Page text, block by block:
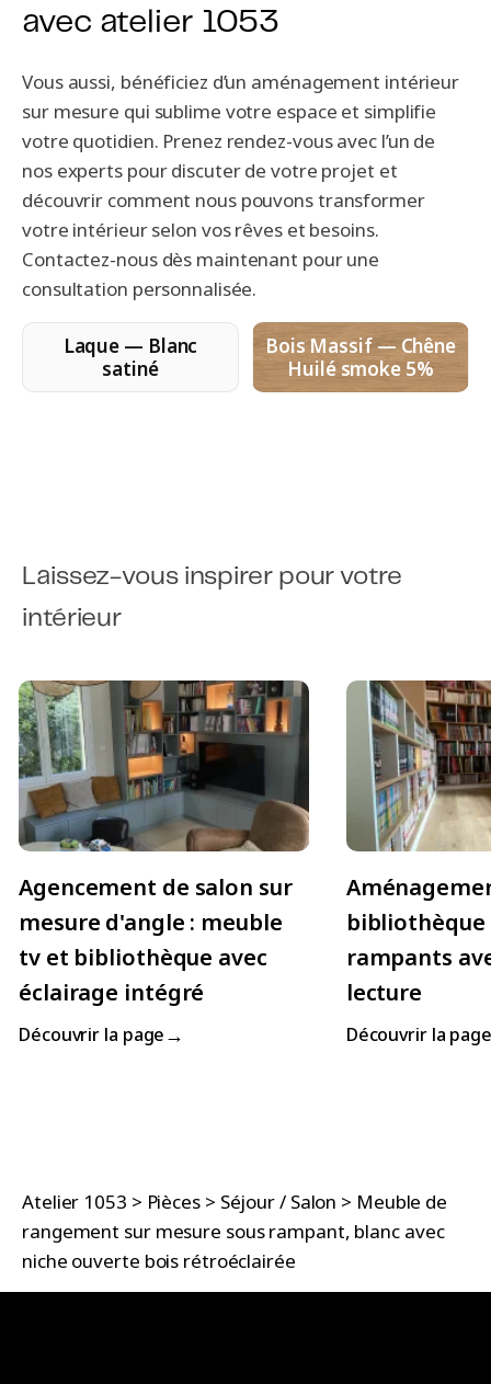
avec atelier 1053
Vous aussi, bénéficiez d’un aménagement intérieur
sur mesure qui sublime votre espace et simplifie
votre quotidien. Prenez rendez-vous avec l’un de
nos experts pour discuter de votre projet et
découvrir comment nous pouvons transformer
votre intérieur selon vos rêves et besoins.
Contactez-nous dès maintenant pour une
consultation personnalisée.
Laque — Blanc
satiné
Bois Massif — Chêne
Huilé smoke 5%
Laissez-vous inspirer pour votre
intérieur
Agencement de salon sur
mesure d'angle : meuble
tv et bibliothèque avec
éclairage intégré
Découvrir la page→
bibliothèque
rampants
lecture
Découvrir la
Atelier 1053 > Pièces > Séjour / Salon > Meuble de
rangement sur mesure sous rampant, blanc avec
niche ouverte bois rétroéclairée